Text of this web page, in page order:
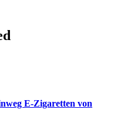
E-Zigaretten von